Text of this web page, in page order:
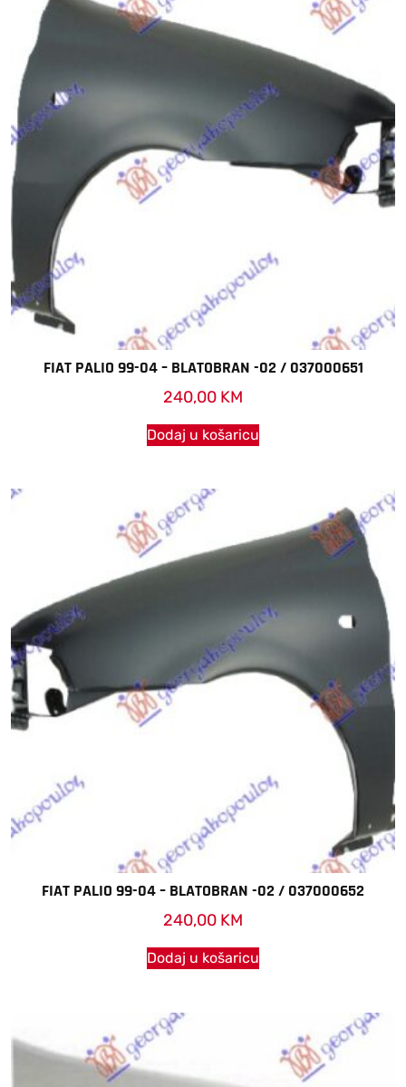
FIAT PALIO 99-04 – BLATOBRAN -02 / 037000651
240,00 KM
Dodaj u košaricu
FIAT PALIO 99-04 – BLATOBRAN -02 / 037000652
240,00 KM
Dodaj u košaricu